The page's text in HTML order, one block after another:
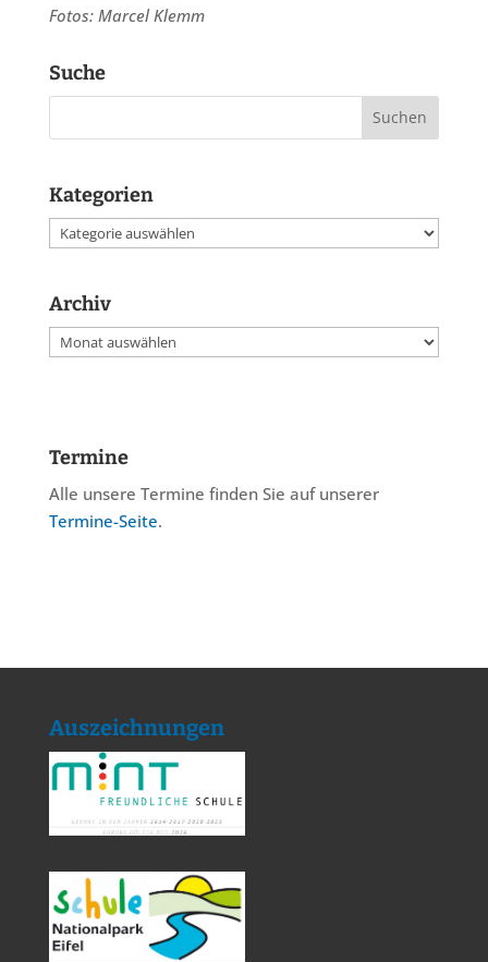
Fotos: Marcel Klemm
Suche
Kategorien
Kategorien
Archiv
Archiv
Termine
Alle unsere Termine finden Sie auf unserer
Termine-Seite.
Auszeichnungen